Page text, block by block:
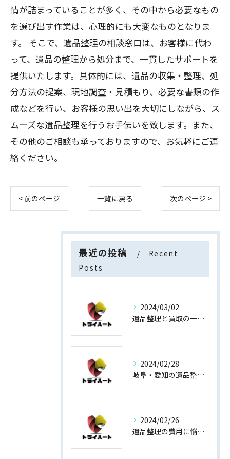
情が詰まっていることが多く、その中から必要なもの
を選び出す作業は、心理的にも大変なものとなりま
す。 そこで、遺品整理の相談窓口は、お客様に代わ
って、遺品の整理から処分まで、一貫したサポートを
提供いたします。具体的には、遺品の収集・整理、処
分方法の提案、現地調査・見積もり、必要な書類の作
成などを行い、お客様の思い出を大切にしながら、ス
ムーズな遺品整理を行うお手伝いを致します。また、
その他のご相談も承っておりますので、お気軽にご連
絡ください。
< 前のページ 一覧に戻る 次のページ >
最近の投稿
Recent
Posts
2024/03/02
遺品整理と買取の一石二鳥
2024/02/28
岐阜・愛知の遺品整理と買取専門店【査定士が高額買取】
2024/02/26
遺品整理の費用に悩まない！買取専門店運営の遺品整理